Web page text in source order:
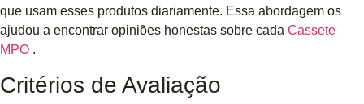
que usam esses produtos diariamente. Essa abordagem os
ajudou a encontrar opiniões honestas sobre cada Cassete
MPO .
Critérios de Avaliação